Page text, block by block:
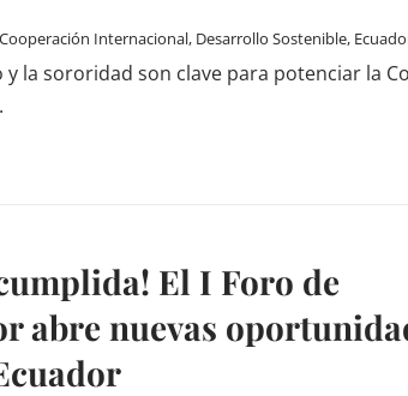
Cooperación Internacional, Desarrollo Sostenible,
y la sororidad son clave para potenciar la
El I Foro de
abre nuevas